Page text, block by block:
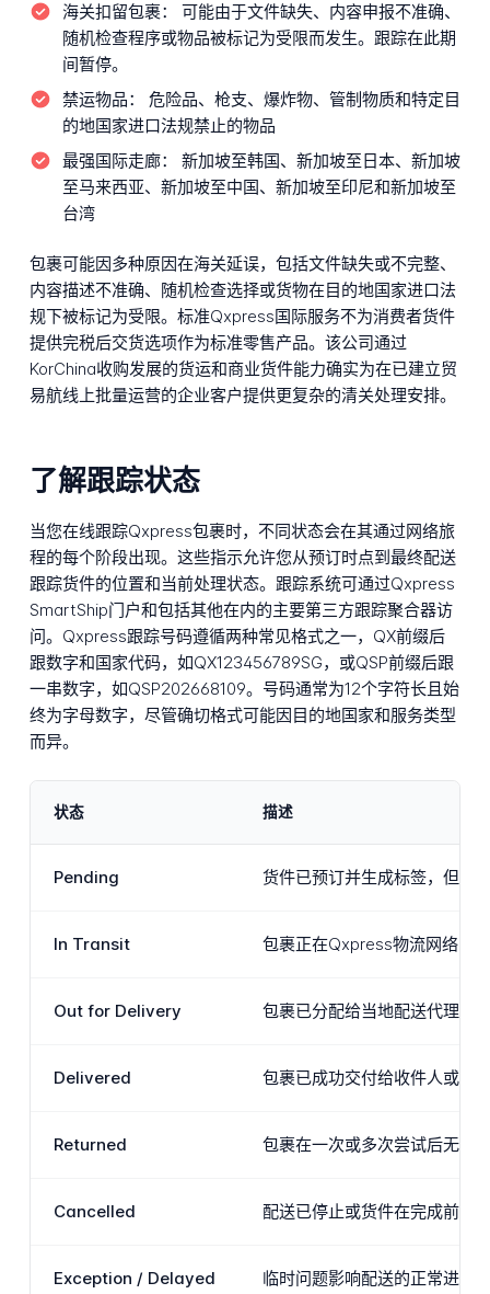
海关扣留包裹：
可能由于文件缺失、内容申报不准确、
随机检查程序或物品被标记为受限而发生。跟踪在此期
间暂停。
禁运物品：
危险品、枪支、爆炸物、管制物质和特定目
的地国家进口法规禁止的物品
最强国际走廊：
新加坡至韩国、新加坡至日本、新加坡
至马来西亚、新加坡至中国、新加坡至印尼和新加坡至
台湾
包裹可能因多种原因在海关延误，包括文件缺失或不完整、
内容描述不准确、随机检查选择或货物在目的地国家进口法
规下被标记为受限。标准Qxpress国际服务不为消费者货件
提供完税后交货选项作为标准零售产品。该公司通过
KorChina收购发展的货运和商业货件能力确实为在已建立贸
易航线上批量运营的企业客户提供更复杂的清关处理安排。
了解跟踪状态
当您在线跟踪Qxpress包裹时，不同状态会在其通过网络旅
程的每个阶段出现。这些指示允许您从预订时点到最终配送
跟踪货件的位置和当前处理状态。跟踪系统可通过Qxpress
SmartShip门户和包括其他在内的主要第三方跟踪聚合器访
问。Qxpress跟踪号码遵循两种常见格式之一，QX前缀后
跟数字和国家代码，如QX123456789SG，或QSP前缀后跟
一串数字，如QSP202668109。号码通常为12个字符长且始
终为字母数字，尽管确切格式可能因目的地国家和服务类型
而异。
状态 描述
Pending 货件已预订并生成标签，但包
In Transit 包裹正在Qxpress物流网络中
Out for Delivery 包裹已分配给当地配送代理并
Delivered 包裹已成功交付给收件人或存
Returned 包裹在一次或多次尝试后无法
Cancelled 配送已停止或货件在完成前已
Exception / Delayed 临时问题影响配送的正常进展